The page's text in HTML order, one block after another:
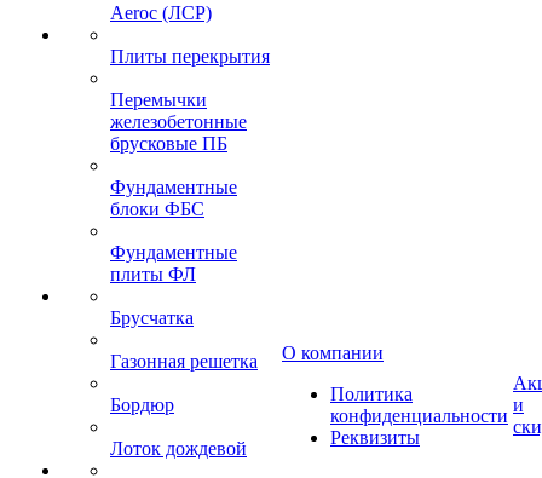
Aeroc (ЛСР)
Плиты перекрытия
Перемычки
железобетонные
брусковые ПБ
Фундаментные
блоки ФБС
Фундаментные
плиты ФЛ
Брусчатка
Газонная решетка
Бордюр
Лоток дождевой
О компании
Политика
конфиденциальности
Реквизиты
и